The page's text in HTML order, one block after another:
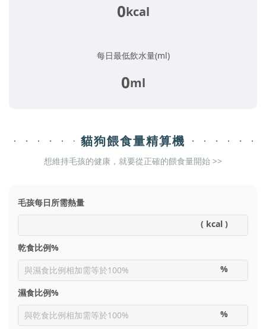
0kcal
每日最低飲水量(ml)
0ml
貓狗餵食量精算機
想維持毛孩的健康，就要從正確的餵食量開始 >>
毛孩每日所需熱量
乾食比例%
濕食比例%